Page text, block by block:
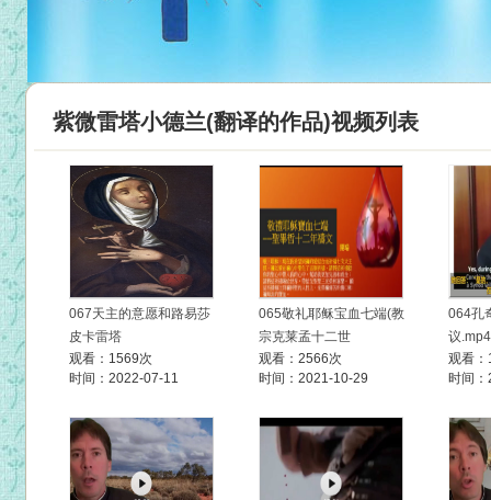
紫微雷塔小德兰(翻译的作品)视频列表
067天主的意愿和路易莎
皮卡雷塔
观看：1569次
时间：2022-07-11
065敬礼耶稣宝血七端(教
宗克莱孟十二世
观看：2566次
时间：2021-10-29
064孔
议.mp4
观看
时间